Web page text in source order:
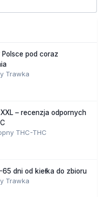
pod coraz
Trawka
– recenzja odpornych
THC-THC
dni od kiełka do zbioru
Trawka